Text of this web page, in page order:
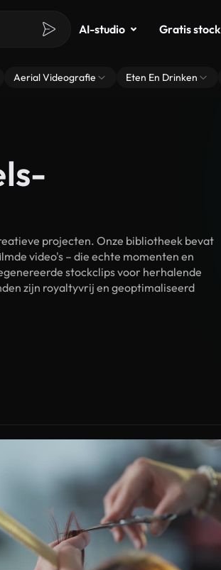
AI-studio Gratis stock
Aerial Videografie Eten En Drinken
projecten. Onze bibliotheek bevat
video's – die echte momenten en
stockclips voor herhalende
zijn royaltyvrij en geoptimaliseerd